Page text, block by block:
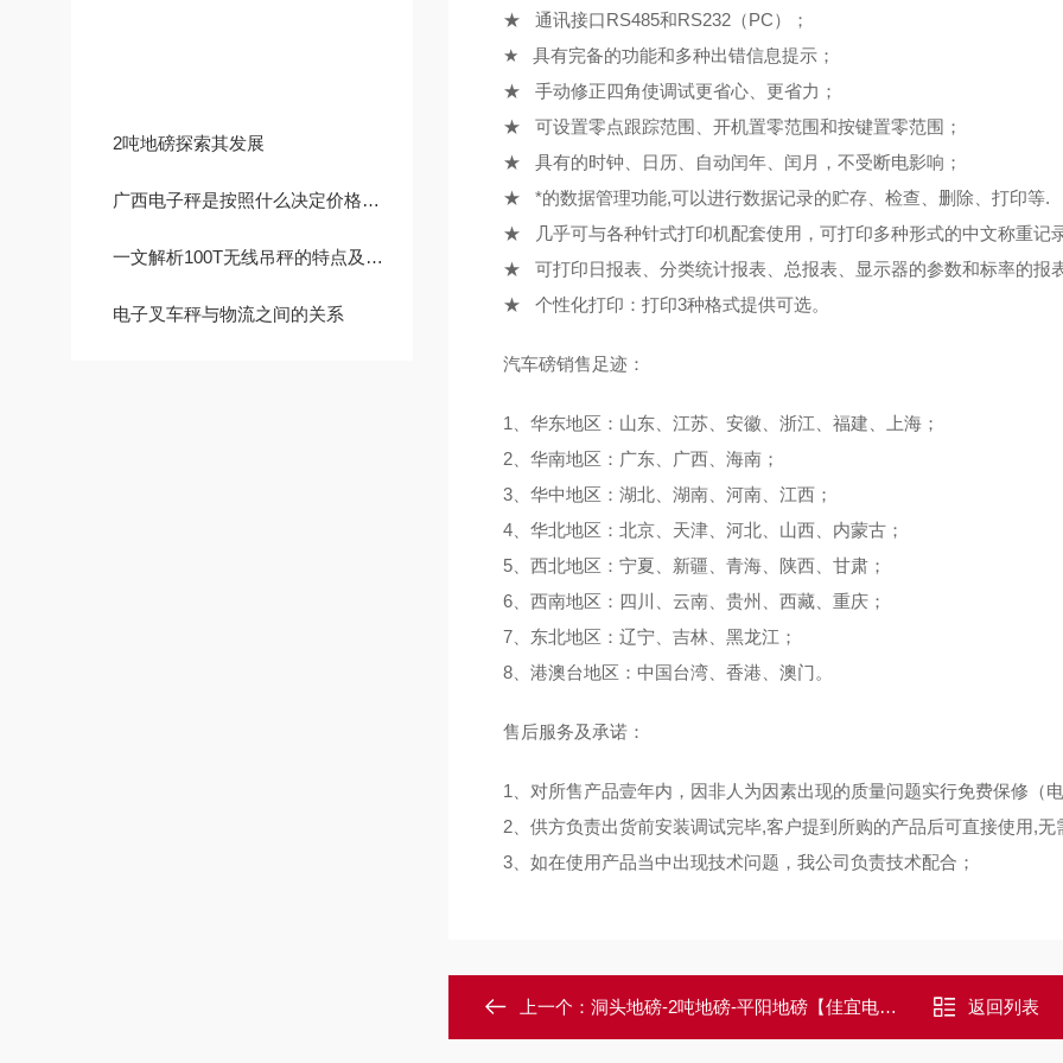
2吨地磅探索其发展
广西电子秤是按照什么决定价格的？
一文解析100T无线吊秤的特点及其自检功能
电子叉车秤与物流之间的关系
★ 通讯接口RS485和RS232（PC）；
★ 具有完备的功能和多种出错信息提示；
★ 手动修正四角使调试更省心、更省力；
★ 可设置零点跟踪范围、开机置零范围和按键置零范围；
★ 具有的时钟、日历、自动闰年、闰月，不受断电影响；
★ *的数据管理功能,可以进行数据记录的贮存、检查、删除、打印等.
★ 几乎可与各种针式打印机配套使用，可打印多种形式的中文称重记
★ 可打印日报表、分类统计报表、总报表、显示器的参数和标率的报
★ 个性化打印：打印3种格式提供可选。
汽车磅销售足迹：
1、华东地区：山东、江苏、安徽、浙江、福建、上海；
2、华南地区：广东、广西、海南；
3、华中地区：湖北、湖南、河南、江西；
4、华北地区：北京、天津、河北、山西、内蒙古；
5、西北地区：宁夏、新疆、青海、陕西、甘肃；
6、西南地区：四川、云南、贵州、西藏、重庆；
7、东北地区：辽宁、吉林、黑龙江；
8、港澳台地区：中国台湾、香港、澳门。
售后服务及承诺：
1、对所售产品壹年内，因非人为因素出现的质量问题实行免费保修（
2、供方负责出货前安装调试完毕,客户提到所购的产品后可直接使用,无
3、如在使用产品当中出现技术问题，我公司负责技术配合；
上一个： 洞头地磅-2吨地磅-平阳地磅【佳宜电子】 返回列表